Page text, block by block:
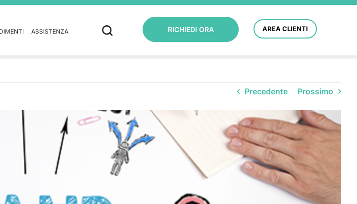
ASSISTENZA RICHIEDI ORA AREA CLIENTI
Precedente Prossimo